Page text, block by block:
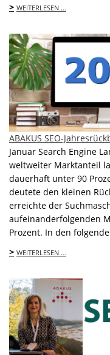
> WEITERLESEN …
ABAKUS SEO-
Januar Search Engine
weltweiter Marktanteil
dauerhaft unter 90
deutete den kleinen
erreichte der
aufeinanderfolgenden
Prozent. In den
> WEITERLESEN …